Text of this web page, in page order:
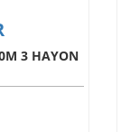
3 HAYON